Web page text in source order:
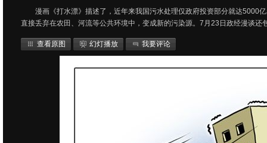
漫画《打水漂》描述了，近年来我国污水处理仅政府投资部分就达5000
直接丢弃在农田、河流等公共环境中，变成新的污染源。7月23日政经漫谈
查看原图 幻灯播放 我要评论